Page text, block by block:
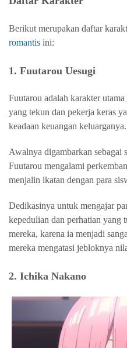
Berikut merupakan daftar
romantis ini:
1. Fuutarou Uesugi
Fuutarou adalah karakter
yang tekun dan pekerja keras
keadaan keuangan keluarganya.
Awalnya digambarkan sebagai
Fuutarou mengalami
menjalin ikatan dengan para
Dedikasinya untuk mengajar
kepedulian dan perhatian yang
mereka, karena ia menjadi
mereka mengatasi jebloknya
2. Ichika Nakano